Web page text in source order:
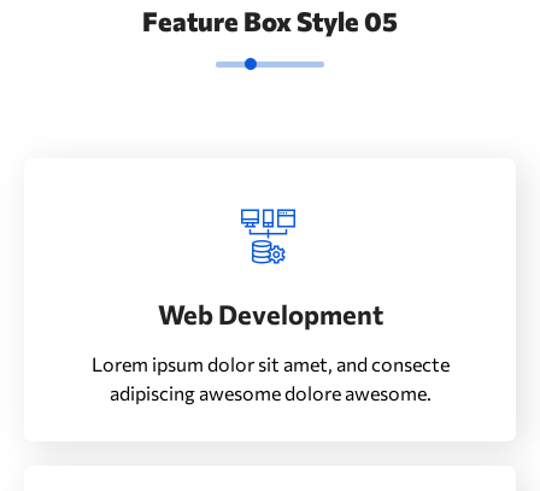
Feature Box Style 05
Web Development
Lorem ipsum dolor sit amet, and consecte
adipiscing awesome dolore awesome.